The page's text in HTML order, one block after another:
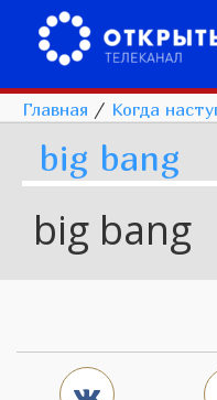
Главная / Когда
big bang
big bang